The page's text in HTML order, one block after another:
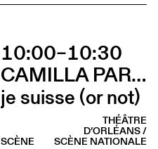
10:00–10:30
CAMILLA PARINI
je suisse (or not)
THÉÂTRE
D’ORLÉANS /
SCÈNE NATIONALE
SCÈNE